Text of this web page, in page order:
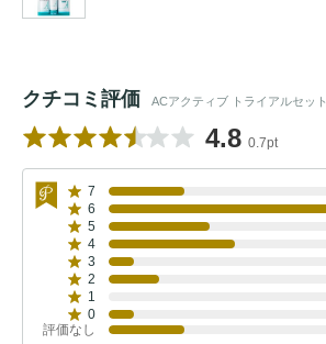
クチコミ評価 ACアクティブ トライアルセット
4.8 0.7pt
7
6
5
4
3
2
1
0
評価なし